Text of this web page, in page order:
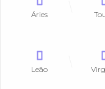
Áries
Leão